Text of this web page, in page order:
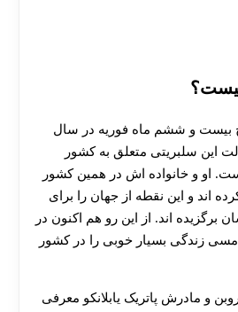
کیست؟
بیست و ششم ماه فوریه در سال
این سلبریتی متعلق به کشور
او و خانواده‌ اش در همین کشور
اند و این نقطه از جهان را برای
برگزیده اند. از این رو هم اکنون در
مسی زندگی بسیار خوبی را در کشور
و مادرش پاتریک یابلانکو معرفی